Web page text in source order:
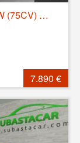
Kangoo FURGÓN Profesional dCi 55kW (75CV) Euro 6
7.890 €